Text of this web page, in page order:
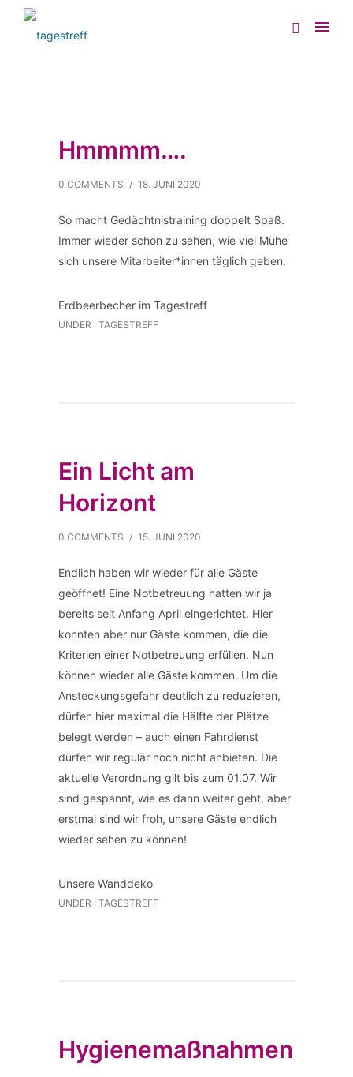
Hmmmm….
0 COMMENTS / 18. JUNI 2020
So macht Gedächtnistraining doppelt Spaß.
Immer wieder schön zu sehen, wie viel Mühe
sich unsere Mitarbeiter*innen täglich geben.
Erdbeerbecher im Tagestreff
UNDER : TAGESTREFF
Ein Licht am
Horizont
0 COMMENTS / 15. JUNI 2020
Endlich haben wir wieder für alle Gäste
geöffnet! Eine Notbetreuung hatten wir ja
bereits seit Anfang April eingerichtet. Hier
konnten aber nur Gäste kommen, die die
Kriterien einer Notbetreuung erfüllen. Nun
können wieder alle Gäste kommen. Um die
Ansteckungsgefahr deutlich zu reduzieren,
dürfen hier maximal die Hälfte der Plätze
belegt werden – auch einen Fahrdienst
dürfen wir regulär noch nicht anbieten. Die
aktuelle Verordnung gilt bis zum 01.07. Wir
sind gespannt, wie es dann weiter geht, aber
erstmal sind wir froh, unsere Gäste endlich
wieder sehen zu können!
Unsere Wanddeko
UNDER : TAGESTREFF
Hygienemaßnahmen